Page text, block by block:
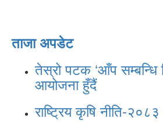
ताजा अपडेट
तेस्रो पटक ‘आँप सम्बन्धि
आयोजना हुँदैं
राष्ट्रिय कृषि नीति-२०८३